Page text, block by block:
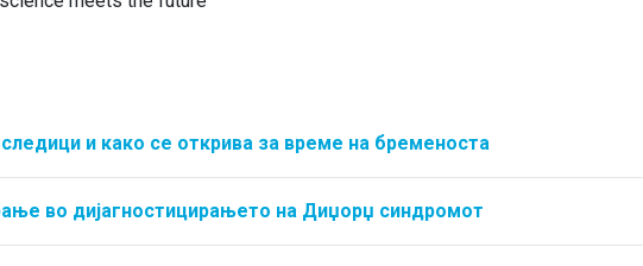
и како се открива за време на бременоста
во дијагностицирањето на Диџорџ синдромот